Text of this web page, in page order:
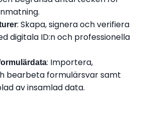
: Skapa, signera och verifiera
digitala ID:n och professionella
: Importera,
bearbeta formulärsvar samt
av insamlad data.